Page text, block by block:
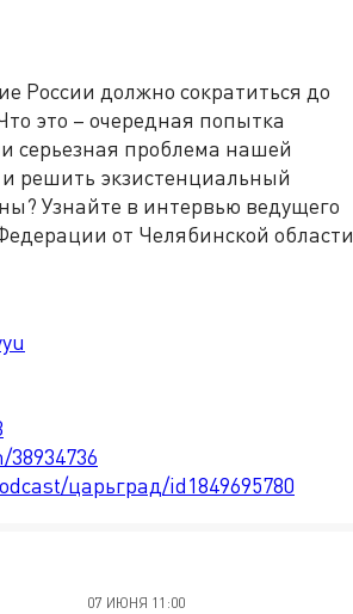
России должно сократиться до
это – очередная попытка
серьезная проблема нашей
решить экзистенциальный
Узнайте в интервью ведущего
от Челябинской области
царьград/id1849695780
07 ИЮНЯ 11:00